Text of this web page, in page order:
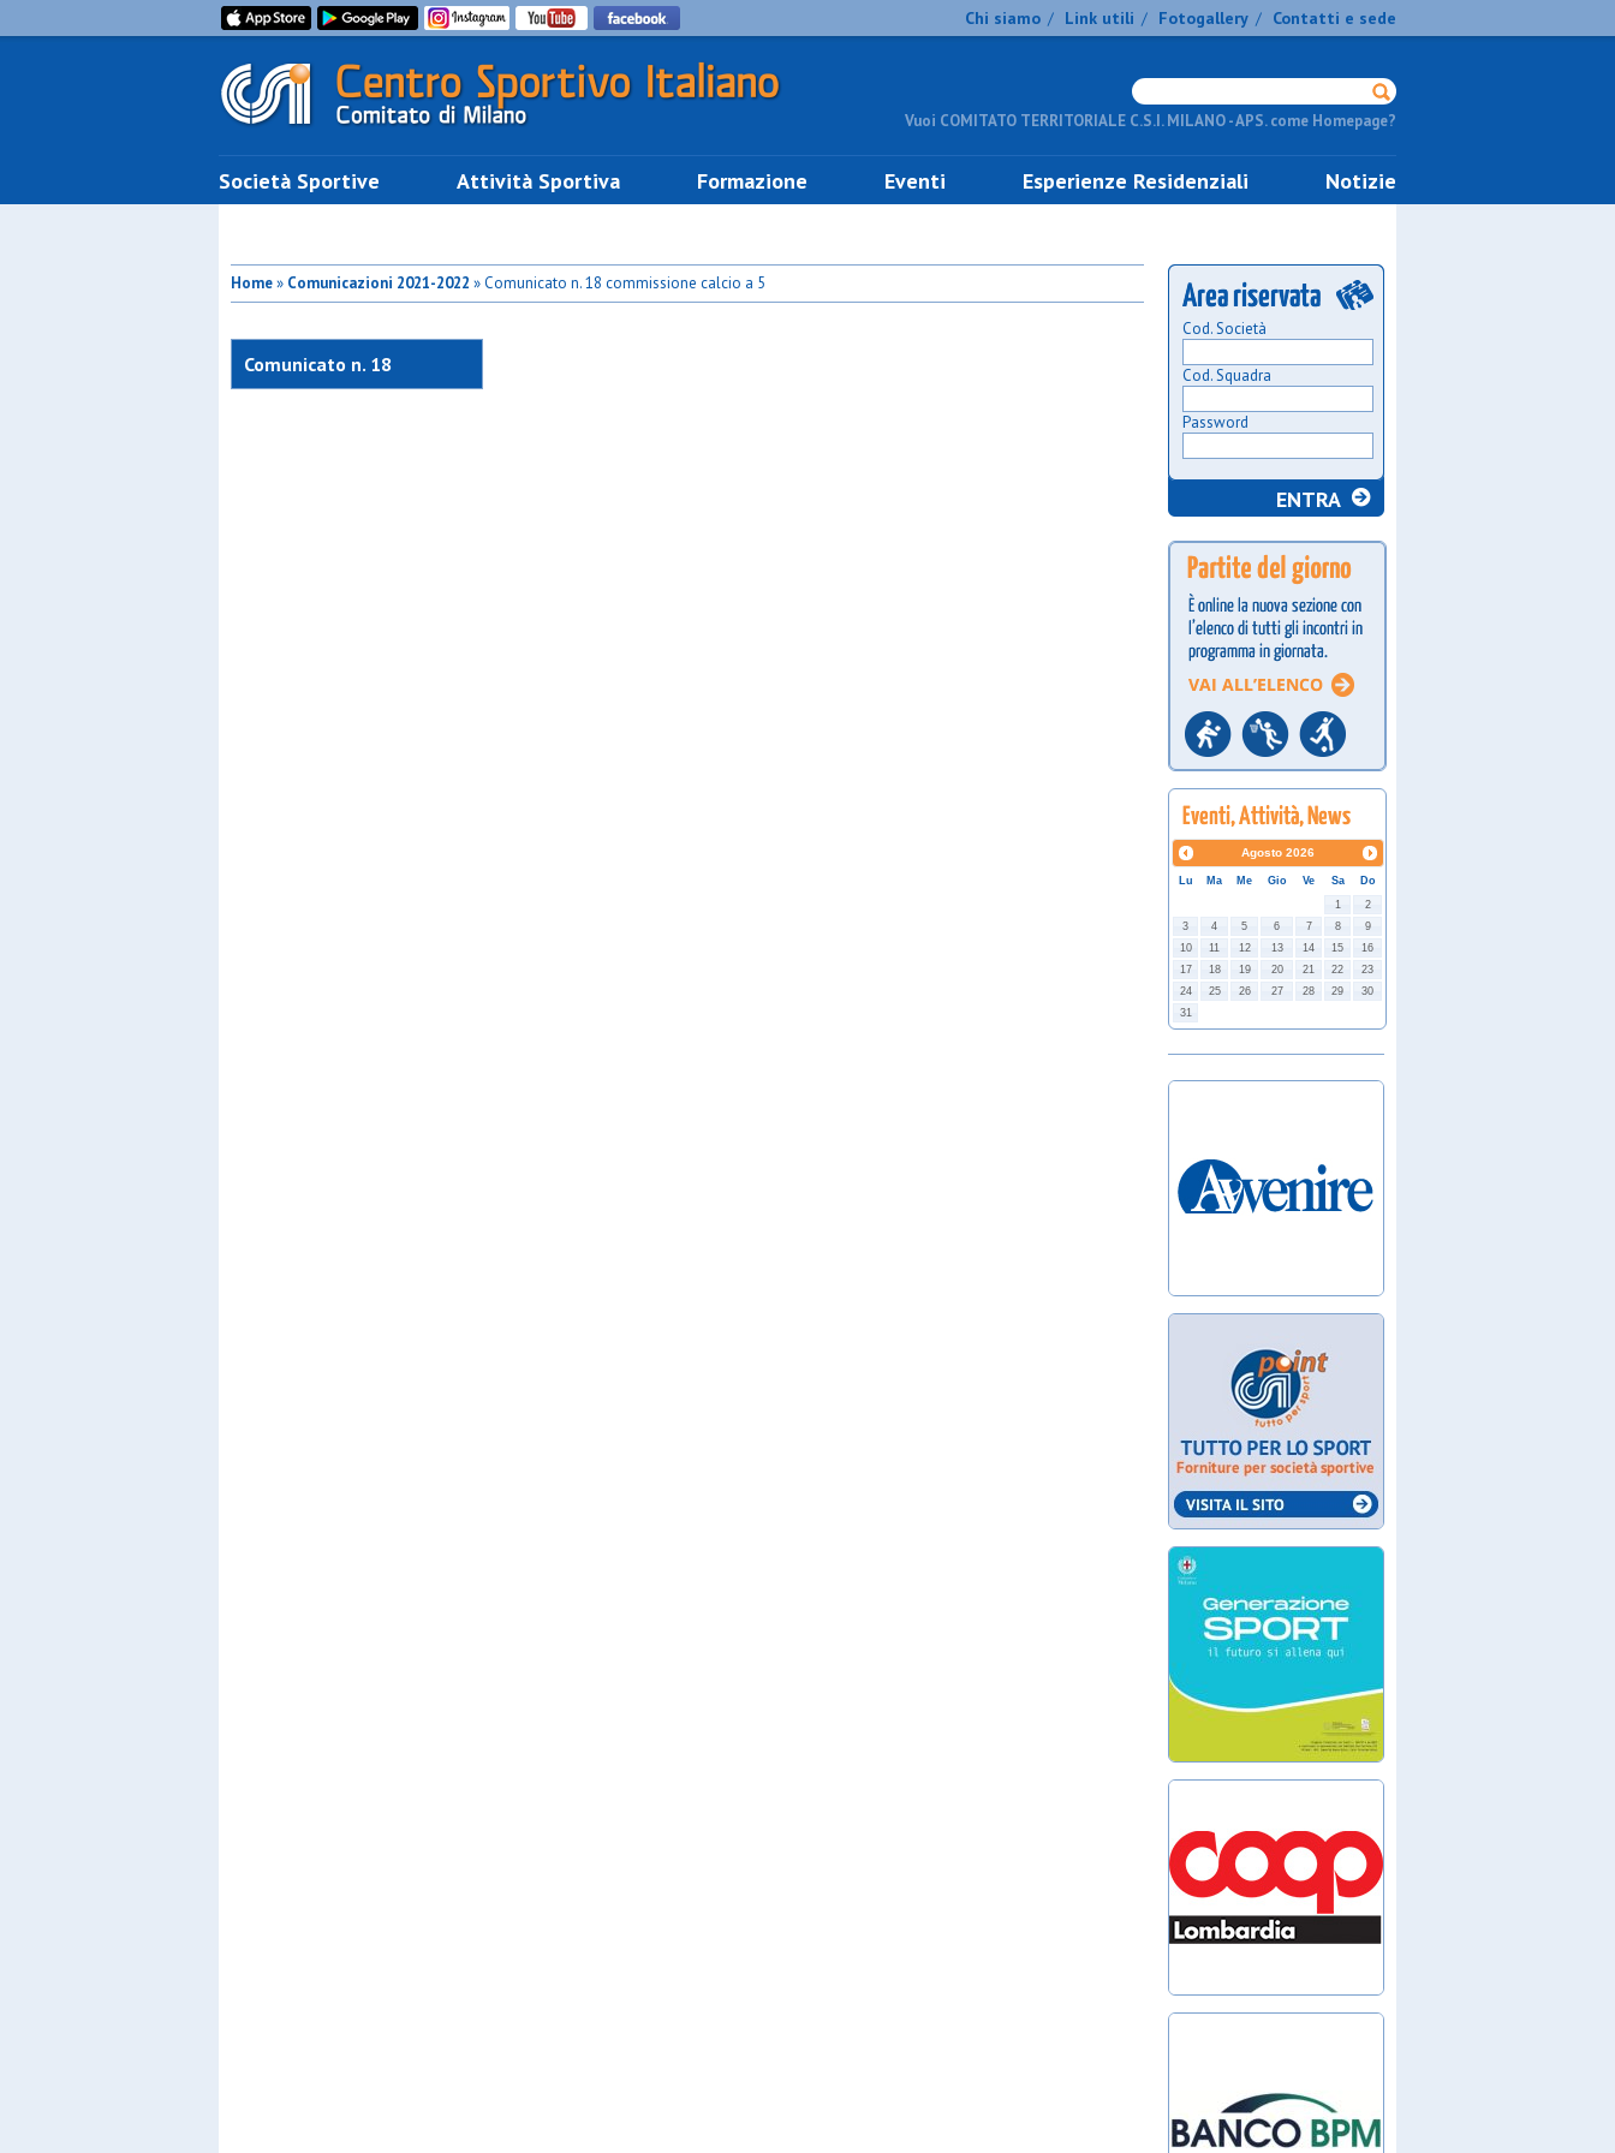
Chi siamo / Link utili / Fotogallery / Contatti e sede
Vuoi COMITATO TERRITORIALE C.S.I. MILANO - APS. come Homepage?
Società Sportive Attività Sportiva Formazione Eventi Esperienze Residenziali Notizie
Home» Comunicazioni 2021-2022 » Comunicato n. 18 commissione calcio a 5
Comunicato n. 18
Cod. Società
Cod. Squadra
Password
Agosto 2026
Lu Ma Me Gio Ve Sa
Do
1
2
3
4 5 6 7 8
9
10
11 12 13 14 15
16
17
18 19 20 21 22
23
24
25 26 27 28 29
30
31